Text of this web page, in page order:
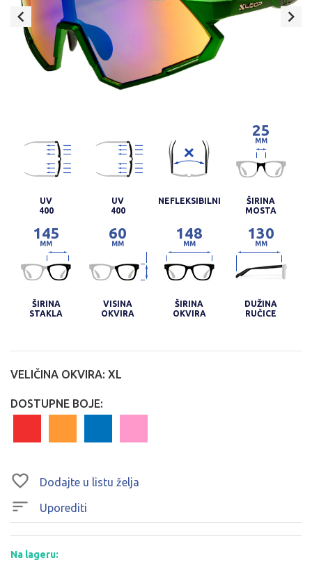
UV
400
UV
400
NEFLEKSIBILNI
25
MM
ŠIRINA
MOSTA
145
MM
ŠIRINA
STAKLA
60
MM
VISINA
OKVIRA
148
MM
ŠIRINA
OKVIRA
130
MM
DUŽINA
RUČICE
VELIČINA OKVIRA: XL
DOSTUPNE BOJE:
Dodajte u listu želja
Uporediti
Na lageru: